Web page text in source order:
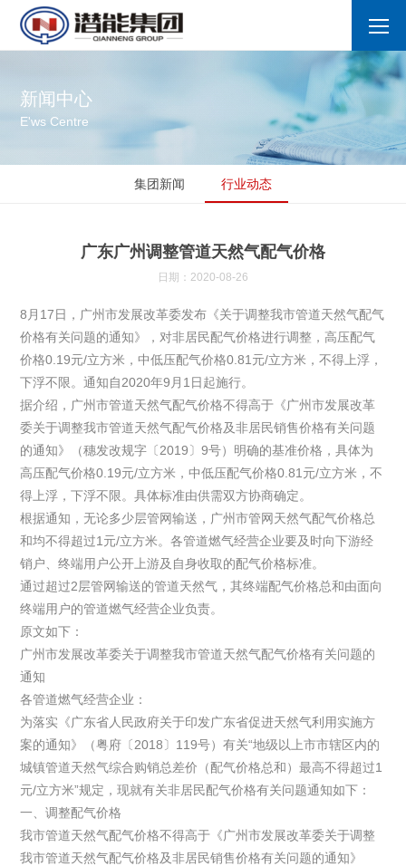
新闻中心
E'ws Centre
集团新闻 行业动态
广东广州调整管道天然气配气价格
日期：2020-08-26
8月17日，广州市发展改革委发布《关于调整我市管道天然气配气
价格有关问题的通知》，对非居民配气价格进行调整，高压配气
价格0.19元/立方米，中低压配气价格0.81元/立方米，不得上浮，
下浮不限。通知自2020年9月1日起施行。
据介绍，广州市管道天然气配气价格不得高于《广州市发展改革
委关于调整我市管道天然气配气价格及非居民销售价格有关问题
的通知》（穗发改规字〔2019〕9号）明确的基准价格，具体为
高压配气价格0.19元/立方米，中低压配气价格0.81元/立方米，不
得上浮，下浮不限。具体标准由供需双方协商确定。
根据通知，无论多少层管网输送，广州市管网天然气配气价格总
和均不得超过1元/立方米。各管道燃气经营企业要及时向下游经
销户、终端用户公开上游及自身收取的配气价格标准。
通过超过2层管网输送的管道天然气，其终端配气价格总和由面向
终端用户的管道燃气经营企业负责。
原文如下：
广州市发展改革委关于调整我市管道天然气配气价格有关问题的
通知
各管道燃气经营企业：
为落实《广东省人民政府关于印发广东省促进天然气利用实施方
案的通知》（粤府〔2018〕119号）有关“地级以上市市辖区内的
城镇管道天然气综合购销总差价（配气价格总和）最高不得超过1
元/立方米”规定，现就有关非居民配气价格有关问题通知如下：
一、调整配气价格
我市管道天然气配气价格不得高于《广州市发展改革委关于调整
我市管道天然气配气价格及非居民销售价格有关问题的通知》